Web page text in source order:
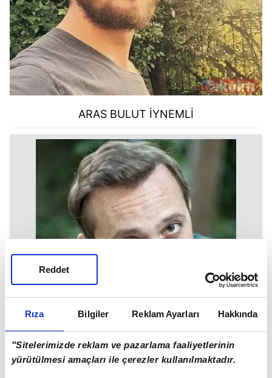
Rıza Bilgiler Reklam Ayarları Hakkında
"Sitelerimizde reklam ve pazarlama faaliyetlerinin
yürütülmesi amaçları ile çerezler kullanılmaktadır.
Reddet
ARAS BULUT İYNEMLİ
ARAS BULUT İYNEMLİ'NİN KARDEŞİ ORÇUN